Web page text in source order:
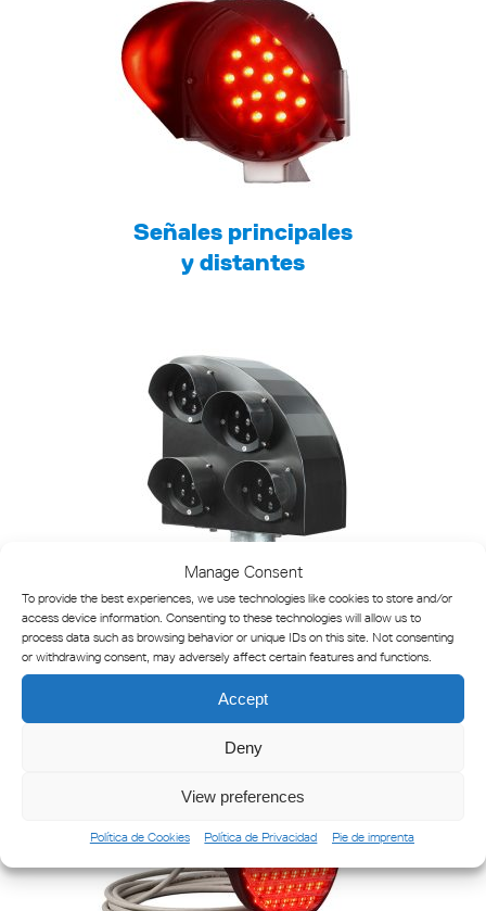
Manage Consent
To provide the best experiences, we use technologies like cookies to store and/or
access device information. Consenting to these technologies will allow us to
process data such as browsing behavior or unique IDs on this site. Not consenting
or withdrawing consent, may adversely affect certain features and functions.
Accept
Deny
View preferences
Política de Cookies Política de Privacidad Pie de imprenta
Señales principales
y distantes
Señales de maniobra